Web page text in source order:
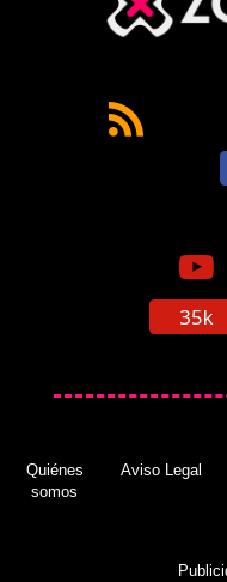
35k
Quiénes
somos
Aviso Legal